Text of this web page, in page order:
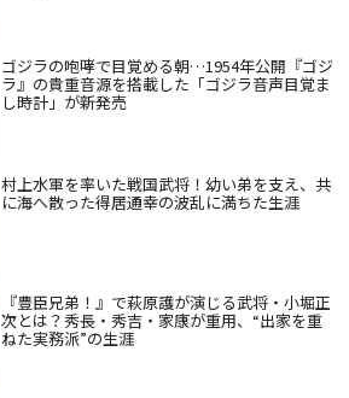
ゴジラの咆哮で目覚める朝…1954年公開『ゴジ
ラ』の貴重音源を搭載した「ゴジラ音声目覚ま
し時計」が新発売
村上水軍を率いた戦国武将！幼い弟を支え、共
に海へ散った得居通幸の波乱に満ちた生涯
『豊臣兄弟！』で萩原護が演じる武将・小堀正
次とは？秀長・秀吉・家康が重用、“出家を重
ねた実務派”の生涯